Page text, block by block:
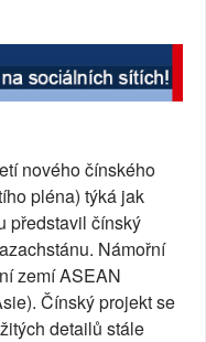
nového čínského
pléna) týká jak
představil čínský
Námořní
zemí ASEAN
Čínský projekt se
detailů stále